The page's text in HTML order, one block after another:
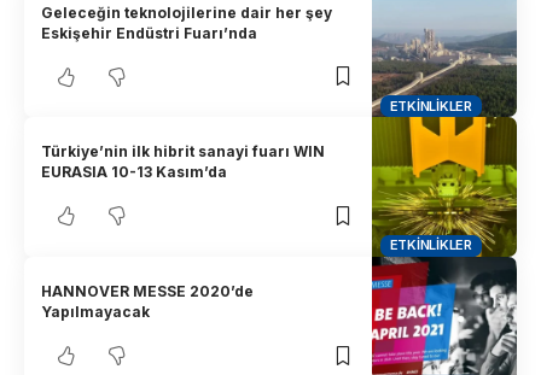
ETKINLIKLER
Geleceğin teknolojilerine dair her şey
Eskişehir Endüstri Fuarı’nda
ETKINLIKLER
Türkiye’nin ilk hibrit sanayi fuarı WIN
EURASIA 10-13 Kasım’da
HANNOVER MESSE 2020’de
Yapılmayacak